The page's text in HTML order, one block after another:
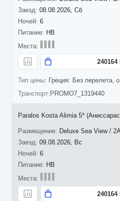
08.08.2026, Сб
6
HB
240164
Греция: Без перелета,
PROMO7_1319440
09.08.2026, Вс
6
Paralos Kosta Alimia 5*
Deluxe Sea View /
HB
240164